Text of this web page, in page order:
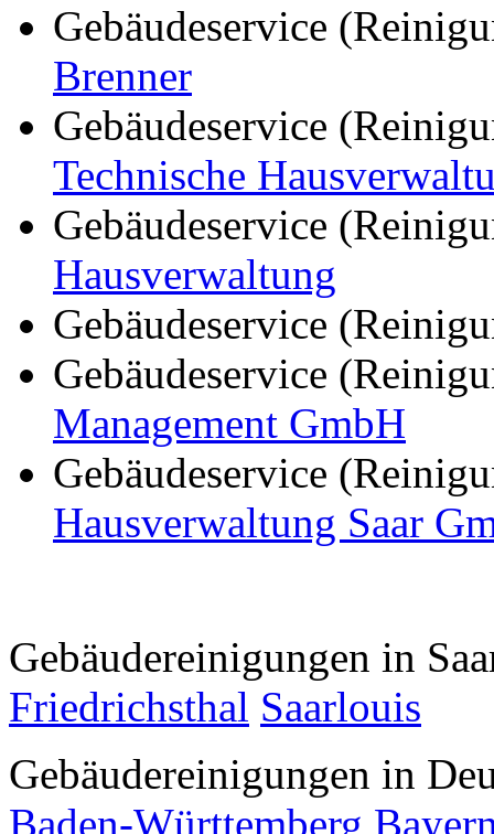
Gebäudeservice
Brenner
Gebäudeservice
Technische
Gebäudeservice
Hausverwaltung
Gebäudeservice
Gebäudeservice
Management GmbH
Gebäudeservice
Hausverwaltung Saar
Gebäudereinigungen in
Friedrichsthal Saarlouis
Gebäudereinigungen in
Baden-Württemberg